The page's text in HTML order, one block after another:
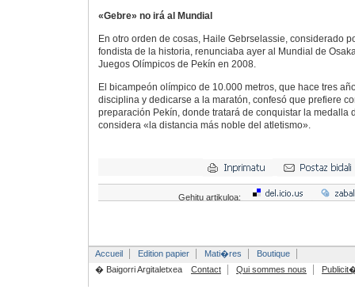
«Gebre» no irá al Mundial
En otro orden de cosas, Haile Gebrselassie, considerado
fondista de la historia, renunciaba ayer al Mundial de
Juegos Olímpicos de Pekín en 2008.
El bicampeón olímpico de 10.000 metros, que hace tres
disciplina y dedicarse a la maratón, confesó que prefiere
preparación Pekín, donde tratará de conquistar la medalla
considera «la distancia más noble del atletismo».
Gehitu artikuloa:
Accueil Edition papier Mati�res
Boutique
� Baigorri Argitaletxea
Contact Qui sommes nous